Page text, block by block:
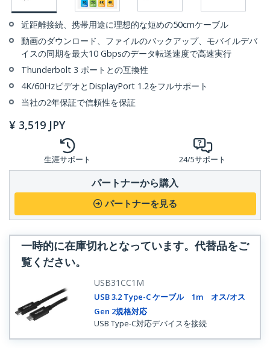
近距離接続、携帯用途に理想的な短めの50cmケーブル
動画のダウンロード、ファイルのバックアップ、モバイルデバ
イスの同期を最大10 Gbpsのデータ転送速度で高速実行
Thunderbolt 3 ポートとの互換性
4K/60HzビデオとDisplayPort 1.2をフルサポート
当社の2年保証で信頼性を保証
¥ 3,519 JPY
生涯サポート 24/5サポート
パートナーから購入
パートナーを見る
一時的に在庫切れとなっています。代替品をご
覧ください。
USB31CC1M
USB 3.2 Type-C ケーブル 1m オス/オス
Gen 2規格対応
USB Type-C対応デバイスを接続